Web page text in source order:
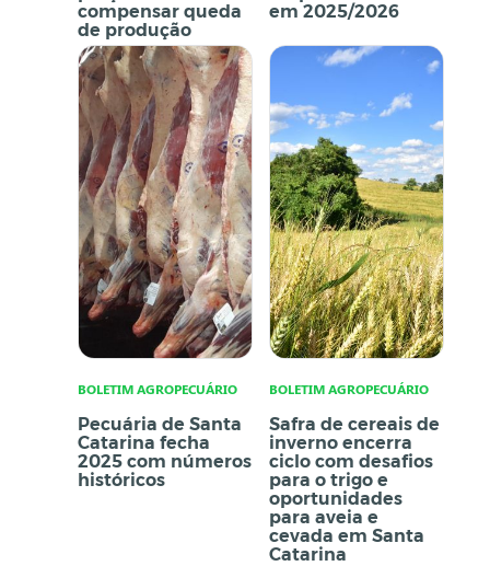
compensar queda
de produção
em 2025/2026
BOLETIM AGROPECUÁRIO
Pecuária de Santa
Catarina fecha
2025 com números
históricos
BOLETIM AGROPECUÁRIO
Safra de cereais de
inverno encerra
ciclo com desafios
para o trigo e
oportunidades
para aveia e
cevada em Santa
Catarina